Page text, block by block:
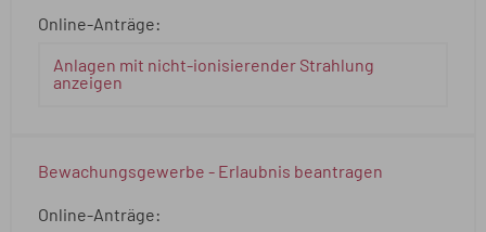
Online-Anträge:
Anlagen mit nicht-ionisierender Strahlung
anzeigen
Bewachungsgewerbe - Erlaubnis beantragen
Online-Anträge: